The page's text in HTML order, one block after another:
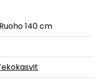
140 cm